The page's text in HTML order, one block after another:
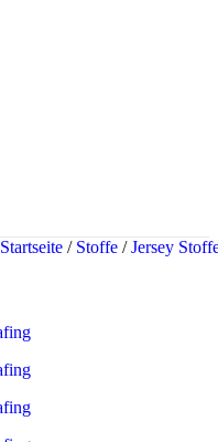
Startseite / Stoffe / Jersey